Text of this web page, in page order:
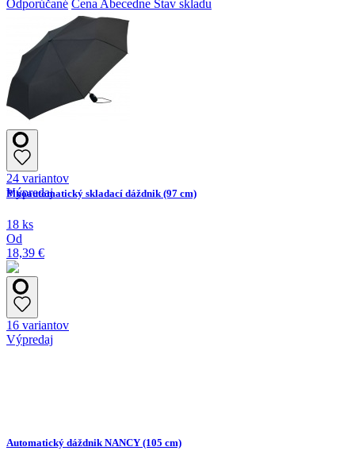
Odporúčané Cena Abecedne Stav skladu
24 variantov
Výpredaj
Plnoautomatický skladací dáždnik (97 cm)
18 ks
Od
18,39 €
16 variantov
Výpredaj
Automatický dáždnik NANCY (105 cm)